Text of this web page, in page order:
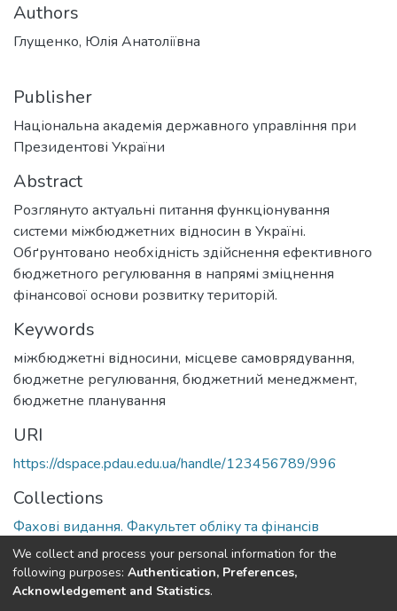
Authors
Глущенко, Юлія Анатоліївна
Publisher
Національна академія державного управління при
Президентові України
Abstract
Розглянуто актуальні питання функціонування
системи міжбюджетних відносин в Україні.
Обґрунтовано необхідність здійснення ефективного
бюджетного регулювання в напрямі зміцнення
фінансової основи розвитку територій.
Keywords
міжбюджетні відносини, місцеве самоврядування,
бюджетне регулювання, бюджетний менеджмент,
бюджетне планування
URI
https://dspace.pdau.edu.ua/handle/123456789/996
Collections
Фахові видання. Факультет обліку та фінансів
Full item page
We collect and process your personal information for the
following purposes: Authentication, Preferences,
Acknowledgement and Statistics.